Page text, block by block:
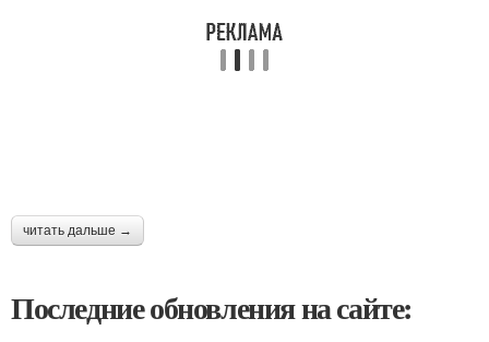
читать дальше →
Последние обновления на сайте: